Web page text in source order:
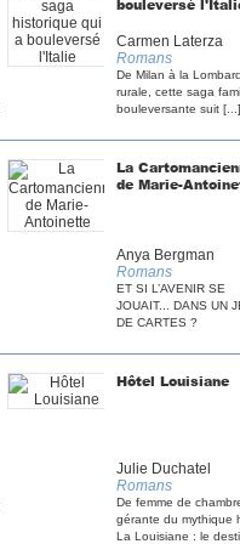
bouleversé
Carmen Laterza
Romans
De Milan à la
rurale, cette saga
bouleversante suit [...]
La
de Marie-
Anya Bergman
Romans
ET SI L’AVENIR SE
JOUAIT... DANS UN
DE CARTES ?
Hôtel Louisiane
Julie Duchatel
Romans
De femme de
gérante du mythique
La Louisiane : le